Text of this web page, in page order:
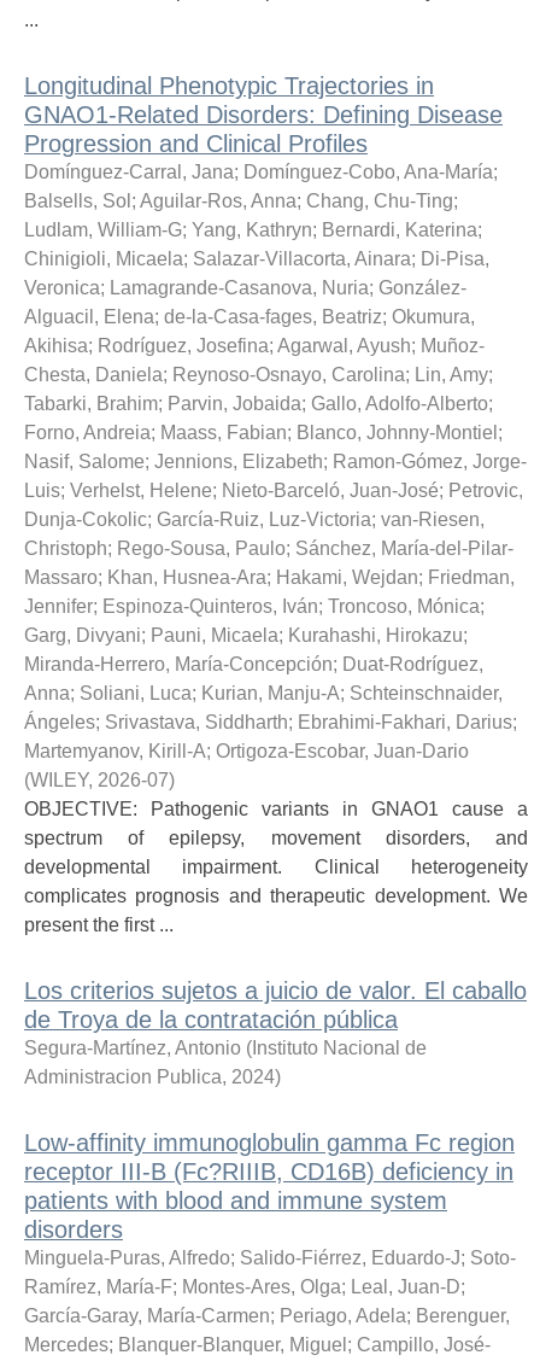
...
Longitudinal Phenotypic Trajectories in
GNAO1-Related Disorders: Defining Disease
Progression and Clinical Profiles
Domínguez-Carral, Jana; Domínguez-Cobo, Ana-María;
Balsells, Sol ; Aguilar-Ros, Anna; Chang, Chu-Ting;
Ludlam, William-G; Yang, Kathryn; Bernardi, Katerina;
Chinigioli, Micaela; Salazar-Villacorta, Ainara; Di-Pisa,
Veronica; Lamagrande-Casanova, Nuria; González-
Alguacil, Elena; de-la-Casa-fages, Beatriz; Okumura,
Akihisa; Rodríguez, Josefina; Agarwal, Ayush; Muñoz-
Chesta, Daniela; Reynoso-Osnayo, Carolina; Lin, Amy;
Tabarki, Brahim; Parvin, Jobaida; Gallo, Adolfo-Alberto;
Forno, Andreia; Maass, Fabian; Blanco, Johnny-Montiel ;
Nasif, Salome; Jennions, Elizabeth; Ramon-Gómez, Jorge-
Luis; Verhelst, Helene; Nieto-Barceló, Juan-José; Petrovic,
Dunja-Cokolic; García-Ruiz, Luz-Victoria; van-Riesen,
Christoph; Rego-Sousa, Paulo; Sánchez, María-del-Pilar-
Massaro; Khan, Husnea-Ara; Hakami, Wejdan; Friedman,
Jennifer; Espinoza-Quinteros, Iván; Troncoso, Mónica;
Garg, Divyani; Pauni, Micaela; Kurahashi, Hirokazu;
Miranda-Herrero, María-Concepción; Duat-Rodríguez,
Anna; Soliani, Luca; Kurian, Manju-A; Schteinschnaider,
Ángeles; Srivastava, Siddharth; Ebrahimi-Fakhari, Darius;
Martemyanov, Kirill-A; Ortigoza-Escobar, Juan-Dario
(WILEY, 2026-07)
OBJECTIVE: Pathogenic variants in GNAO1 cause a
spectrum of epilepsy, movement disorders, and
developmental impairment. Clinical heterogeneity
complicates prognosis and therapeutic development. We
present the first ...
Los criterios sujetos a juicio de valor. El caballo
de Troya de la contratación pública
Segura-Martínez, Antonio ( Instituto Nacional de
Administracion Publica, 2024)
Low-affinity immunoglobulin gamma Fc region
receptor III-B (Fc?RIIIB, CD16B) deficiency in
patients with blood and immune system
disorders
Minguela-Puras, Alfredo; Salido-Fiérrez, Eduardo-J; Soto-
Ramírez, María-F; Montes-Ares, Olga; Leal, Juan-D;
García-Garay, María-Carmen; Periago, Adela; Berenguer,
Mercedes; Blanquer-Blanquer, Miguel ; Campillo, José-